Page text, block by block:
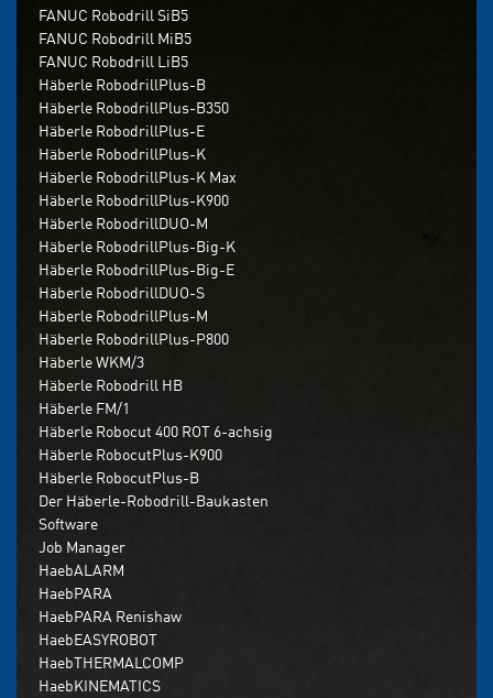
FANUC Robodrill SiB5
FANUC Robodrill MiB5
FANUC Robodrill LiB5
Häberle RobodrillPlus-B
Häberle RobodrillPlus-B350
Häberle RobodrillPlus-E
Häberle RobodrillPlus-K
Häberle RobodrillPlus-K Max
Häberle RobodrillPlus-K900
Häberle RobodrillDUO-M
Häberle RobodrillPlus-Big-K
Häberle RobodrillPlus-Big-E
Häberle RobodrillDUO-S
Häberle RobodrillPlus-M
Häberle RobodrillPlus-P800
Häberle WKM/3
Häberle Robodrill HB
Häberle FM/1
Häberle Robocut 400 ROT 6-achsig
Häberle RobocutPlus-K900
Häberle RobocutPlus-B
Der Häberle-Robodrill-Baukasten
Software
Job Manager
HaebALARM
HaebPARA
HaebPARA Renishaw
HaebEASYROBOT
HaebTHERMALCOMP
HaebKINEMATICS